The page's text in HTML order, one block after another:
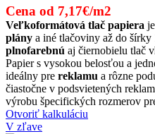
Cena od 7,17€/m2
Veľkoformátová tlač papiera
plány a iné tlačoviny až do šírky
plnofarebnú aj čiernobielu tlač
Papier s vysokou belosťou a
ideálny pre reklamu a rôzne
čiastočne v podsvietených
výrobu špecifických rozmerov
Otvoriť kalkuláciu
V zľave